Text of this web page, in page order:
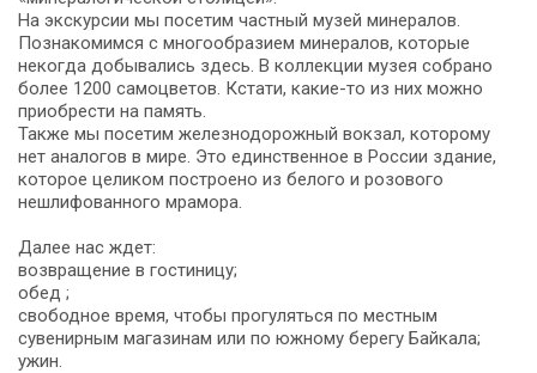
На экскурсии мы посетим частный музей минералов.
Познакомимся с многообразием минералов, которые
некогда добывались здесь. В коллекции музея собрано
более 1200 самоцветов. Кстати, какие-то из них можно
приобрести на память.
Также мы посетим железнодорожный вокзал, которому
нет аналогов в мире. Это единственное в России здание,
которое целиком построено из белого и розового
нешлифованного мрамора.
Далее нас ждет:
возвращение в гостиницу;
обед ;
свободное время, чтобы прогуляться по местным
сувенирным магазинам или по южному берегу Байкала;
ужин.